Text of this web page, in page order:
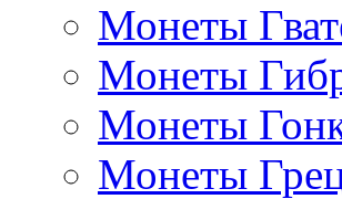
Монеты
Монеты
Монеты
Монеты